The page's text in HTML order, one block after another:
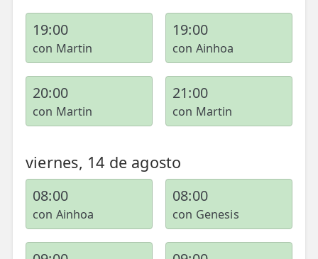
19:00
con Martin
19:00
con Ainhoa
20:00
con Martin
21:00
con Martin
viernes, 14 de agosto
08:00
con Ainhoa
08:00
con Genesis